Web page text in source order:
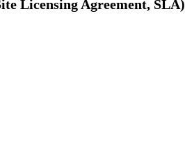
Licensing Agreement, SLA)